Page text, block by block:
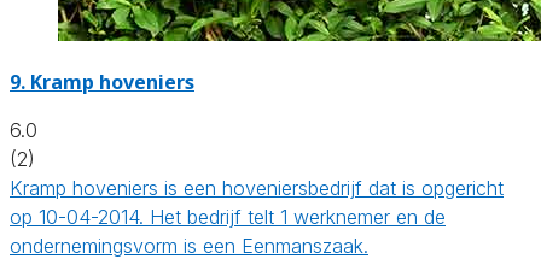
9. Kramp hoveniers
6.0
(2)
Kramp hoveniers is een hoveniersbedrijf dat is opgericht
op 10-04-2014. Het bedrijf telt 1 werknemer en de
ondernemingsvorm is een Eenmanszaak.